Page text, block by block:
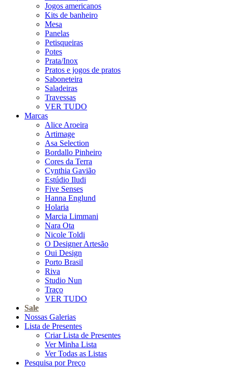
Jogos americanos
Kits de banheiro
Mesa
Panelas
Petisqueiras
Potes
Prata/Inox
Pratos e jogos de pratos
Saboneteira
Saladeiras
Travessas
VER TUDO
Marcas
Alice Aroeira
Artimage
Asa Selection
Bordallo Pinheiro
Cores da Terra
Cynthia Gavião
Estúdio Iludi
Five Senses
Hanna Englund
Holaria
Marcia Limmani
Nara Ota
Nicole Toldi
O Designer Artesão
Oui Design
Porto Brasil
Riva
Studio Nun
Traço
VER TUDO
Sale
Nossas Galerias
Lista de Presentes
Criar Lista de Presentes
Ver Minha Lista
Ver Todas as Listas
Pesquisa por Preço